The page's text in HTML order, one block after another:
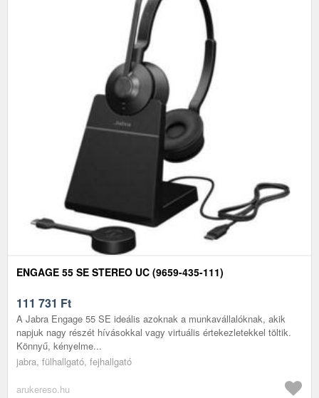
ENGAGE 55 SE STEREO UC (9659-435-111)
111 731 Ft
A Jabra Engage 55 SE ideális azoknak a munkavállalóknak, akik
napjuk nagy részét hívásokkal vagy virtuális értekezletekkel töltik.
Könnyű, kényelme...
jabra, fülhallgató, fejhallgató
arukereso.hu